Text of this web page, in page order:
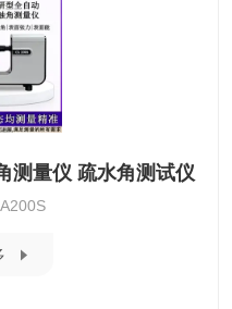
测量仪 疏水角测试仪